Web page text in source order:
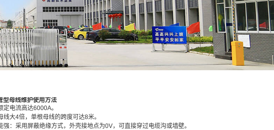
型母线维护使用方法
电流高达6000A。
大4倍，单根母线的跨度可达8米。
：采用屏蔽绝缘方式，外壳接地点为0V，可直接穿过电缆沟或墙壁。